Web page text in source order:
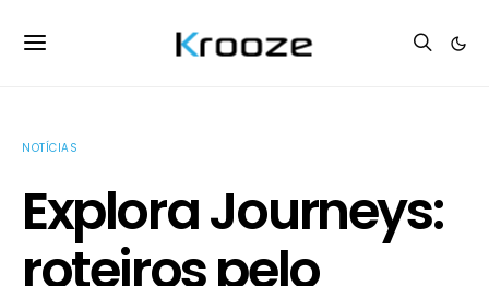
NOTÍCIAS
Explora Journeys:
roteiros pelo